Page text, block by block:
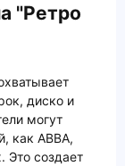
"Ретро
диско и
могут
как ABBA,
Это создает